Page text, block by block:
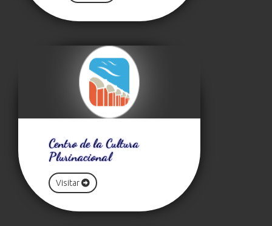
Centro de la Cultura
Plurinacional
Visitar